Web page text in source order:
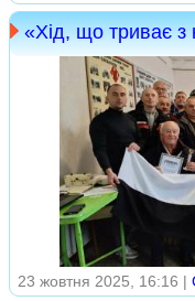
«Хід, що триває з
23 жовтня 2025, 16:16 |